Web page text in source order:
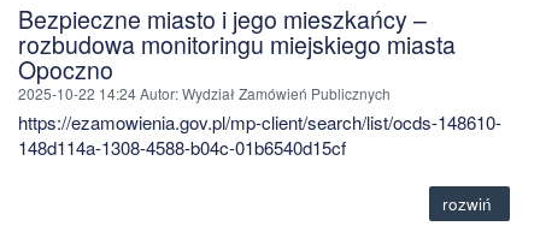
Bezpieczne miasto i jego mieszkańcy –
rozbudowa monitoringu miejskiego miasta
Opoczno
2025-10-22 14:24Autor: Wydział Zamówień Publicznych
https://ezamowienia.gov.pl/mp-client/search/list/ocds-148610-
148d114a-1308-4588-b04c-01b6540d15cf
rozwiń